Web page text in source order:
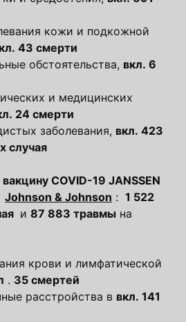
кожи и подкожной
43 смерти
обстоятельства, вкл. 6
и медицинских
24 смерти
заболевания, вкл. 423
случая
вакцину COVID-19 JANSSEN
Johnson & Johnson : 1 522
и 87 883 травмы на
крови и лимфатической
. 35 смертей
расстройства в вкл. 141